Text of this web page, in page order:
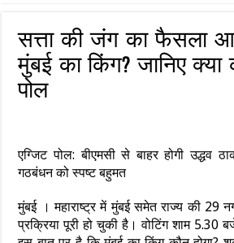
सत्ता की जंग का फैसला
मुंबई का किंग? जानिए
पोल
एग्जिट पोल: बीएमसी से बाहर होगी उद्धव
गठबंधन को स्पष्ट बहुमत
मुंबई । महाराष्ट्र में मुंबई समेत राज्य की 29
प्रक्रिया पूरी हो चुकी है। वोटिंग शाम